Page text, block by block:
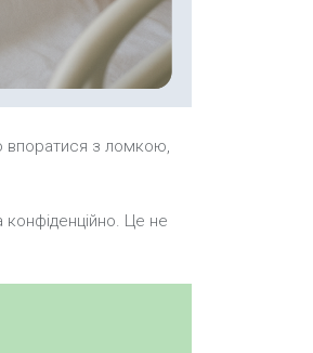
впоратися з ломкою,
Це не